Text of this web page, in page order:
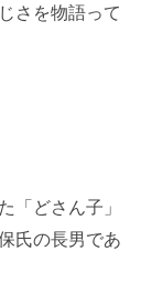
さを物語って
「どさん子」
氏の長男であ